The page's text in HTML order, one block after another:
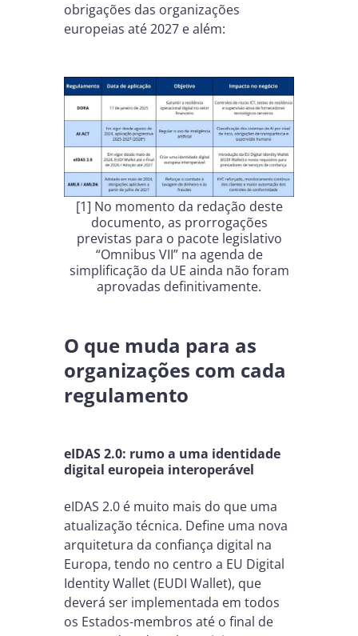
obrigações das organizações
europeias até 2027 e além:
[1] No momento da redação deste
documento, as prorrogações
previstas para o pacote legislativo
“Omnibus VII” na agenda de
simplificação da UE ainda não foram
aprovadas definitivamente.
O que muda para as
organizações com cada
regulamento
eIDAS 2.0: rumo a uma identidade
digital europeia interoperável
eIDAS 2.0 é muito mais do que uma
atualização técnica. Define uma nova
arquitetura da confiança digital na
Europa, tendo no centro a EU Digital
Identity Wallet (EUDI Wallet), que
deverá ser implementada em todos
os Estados-membros até o final de